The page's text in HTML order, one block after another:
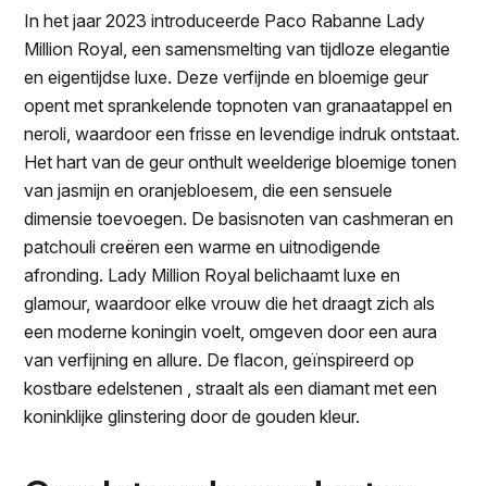
In het jaar 2023 introduceerde Paco Rabanne Lady
Million Royal, een samensmelting van tijdloze elegantie
en eigentijdse luxe. Deze verfijnde en bloemige geur
opent met sprankelende topnoten van granaatappel en
neroli, waardoor een frisse en levendige indruk ontstaat.
Het hart van de geur onthult weelderige bloemige tonen
van jasmijn en oranjebloesem, die een sensuele
dimensie toevoegen. De basisnoten van cashmeran en
patchouli creëren een warme en uitnodigende
afronding. Lady Million Royal belichaamt luxe en
glamour, waardoor elke vrouw die het draagt zich als
een moderne koningin voelt, omgeven door een aura
van verfijning en allure. De flacon, geïnspireerd op
kostbare edelstenen , straalt als een diamant met een
koninklijke glinstering door de gouden kleur.